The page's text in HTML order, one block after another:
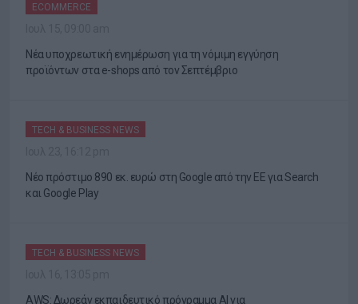
ECOMMERCE
Νέα υποχρεωτική ενημέρωση για τη νόμιμη εγγύηση
προϊόντων στα e-shops από τον Σεπτέμβριο
TECH & BUSINESS NEWS
Νέο πρόστιμο 890 εκ. ευρώ στη Google από την ΕΕ για Search
και Google Play
TECH & BUSINESS NEWS
AWS: Δωρεάν εκπαιδευτικό πρόγραμμα AI για